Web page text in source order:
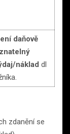
daňově
náklad dl
zdanění se